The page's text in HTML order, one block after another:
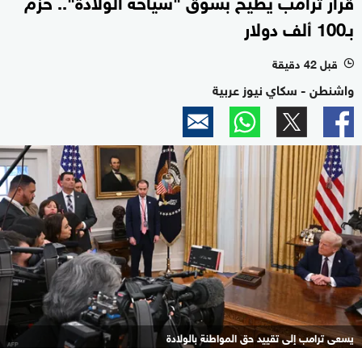
بـ100 ألف دولار
l قبل 42 دقيقة
واشنطن - سكاي نيوز عربية
يسعى ترامب إلى تقييد حق المواطنة بالولادة